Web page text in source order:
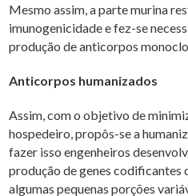
Mesmo assim, a parte murina
imunogenicidade e fez-se
produção de anticorpos
Anticorpos humanizados
Assim, com o objetivo de
hospedeiro, propôs-se a
fazer isso engenheiros
produção de genes codificantes
algumas pequenas porções